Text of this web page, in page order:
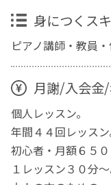
身につくス
ピアノ講師・教員
月謝/入会金
個人レッスン。
年間４４回レッスン
初心者・月額６５
１レッスン３０分～